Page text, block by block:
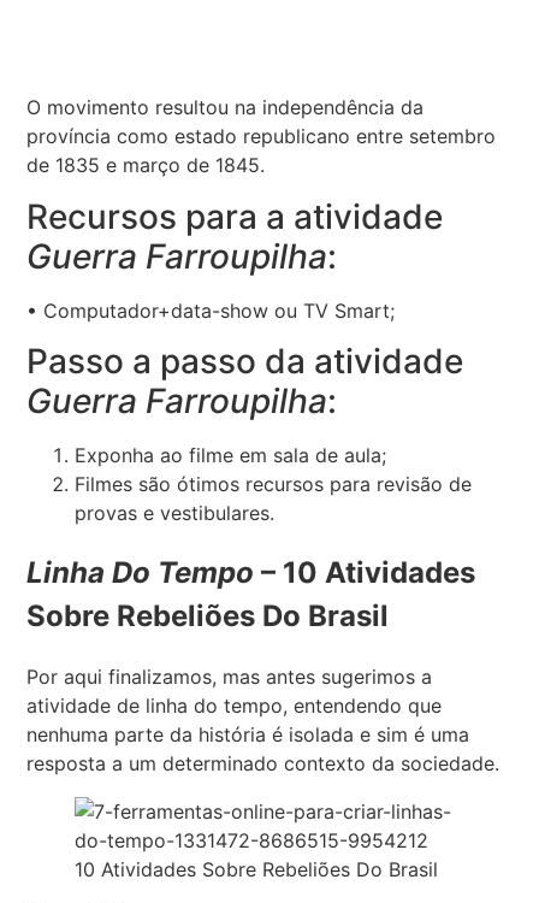
O movimento resultou na independência da
província como estado republicano entre setembro
de 1835 e março de 1845.
Recursos para a atividade
Guerra Farroupilha:
• Computador+data-show ou TV Smart;
Passo a passo da atividade
Guerra Farroupilha:
Exponha ao filme em sala de aula;
Filmes são ótimos recursos para revisão de
provas e vestibulares.
Linha Do Tempo – 10 Atividades
Sobre Rebeliões Do Brasil
Por aqui finalizamos, mas antes sugerimos a
atividade de linha do tempo, entendendo que
nenhuma parte da história é isolada e sim é uma
resposta a um determinado contexto da sociedade.
10 Atividades Sobre Rebeliões Do Brasil